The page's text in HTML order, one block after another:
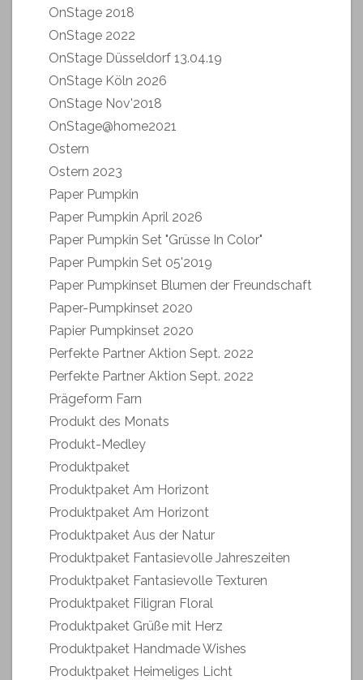
OnStage 2018
OnStage 2022
OnStage Düsseldorf 13.04.19
OnStage Köln 2026
OnStage Nov'2018
OnStage@home2021
Ostern
Ostern 2023
Paper Pumpkin
Paper Pumpkin April 2026
Paper Pumpkin Set "Grüsse In Color"
Paper Pumpkin Set 05'2019
Paper Pumpkinset Blumen der Freundschaft
Paper-Pumpkinset 2020
Papier Pumpkinset 2020
Perfekte Partner Aktion Sept. 2022
Perfekte Partner Aktion Sept. 2022
Prägeform Farn
Produkt des Monats
Produkt-Medley
Produktpaket
Produktpaket Am Horizont
Produktpaket Am Horizont
Produktpaket Aus der Natur
Produktpaket Fantasievolle Jahreszeiten
Produktpaket Fantasievolle Texturen
Produktpaket Filigran Floral
Produktpaket Grüße mit Herz
Produktpaket Handmade Wishes
Produktpaket Heimeliges Licht